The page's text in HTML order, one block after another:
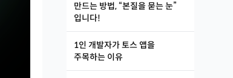
만드는 방법, “본질을 묻는 눈”
입니다!
1인 개발자가 토스 앱을
주목하는 이유